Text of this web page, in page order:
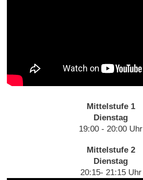
Mittelstufe 1
Dienstag
19:00 - 20:00 Uhr
Mittelstufe 2
Dienstag
20:15- 21:15 Uhr